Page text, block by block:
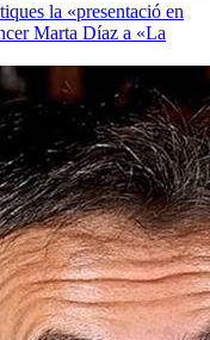
la «presentació en
Marta Díaz a «La